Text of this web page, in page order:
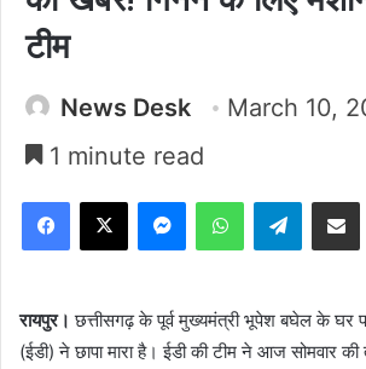
टीम
News Desk
March 10,
1 minute read
Facebook
X MessengerWhatsAppTelegram
रायपुर। छत्तीसगढ़ के पूर्व मुख्यमंत्री भूपेश बघेल के घर
(ईडी) ने छापा मारा है। ईडी की टीम ने आज सोमवार